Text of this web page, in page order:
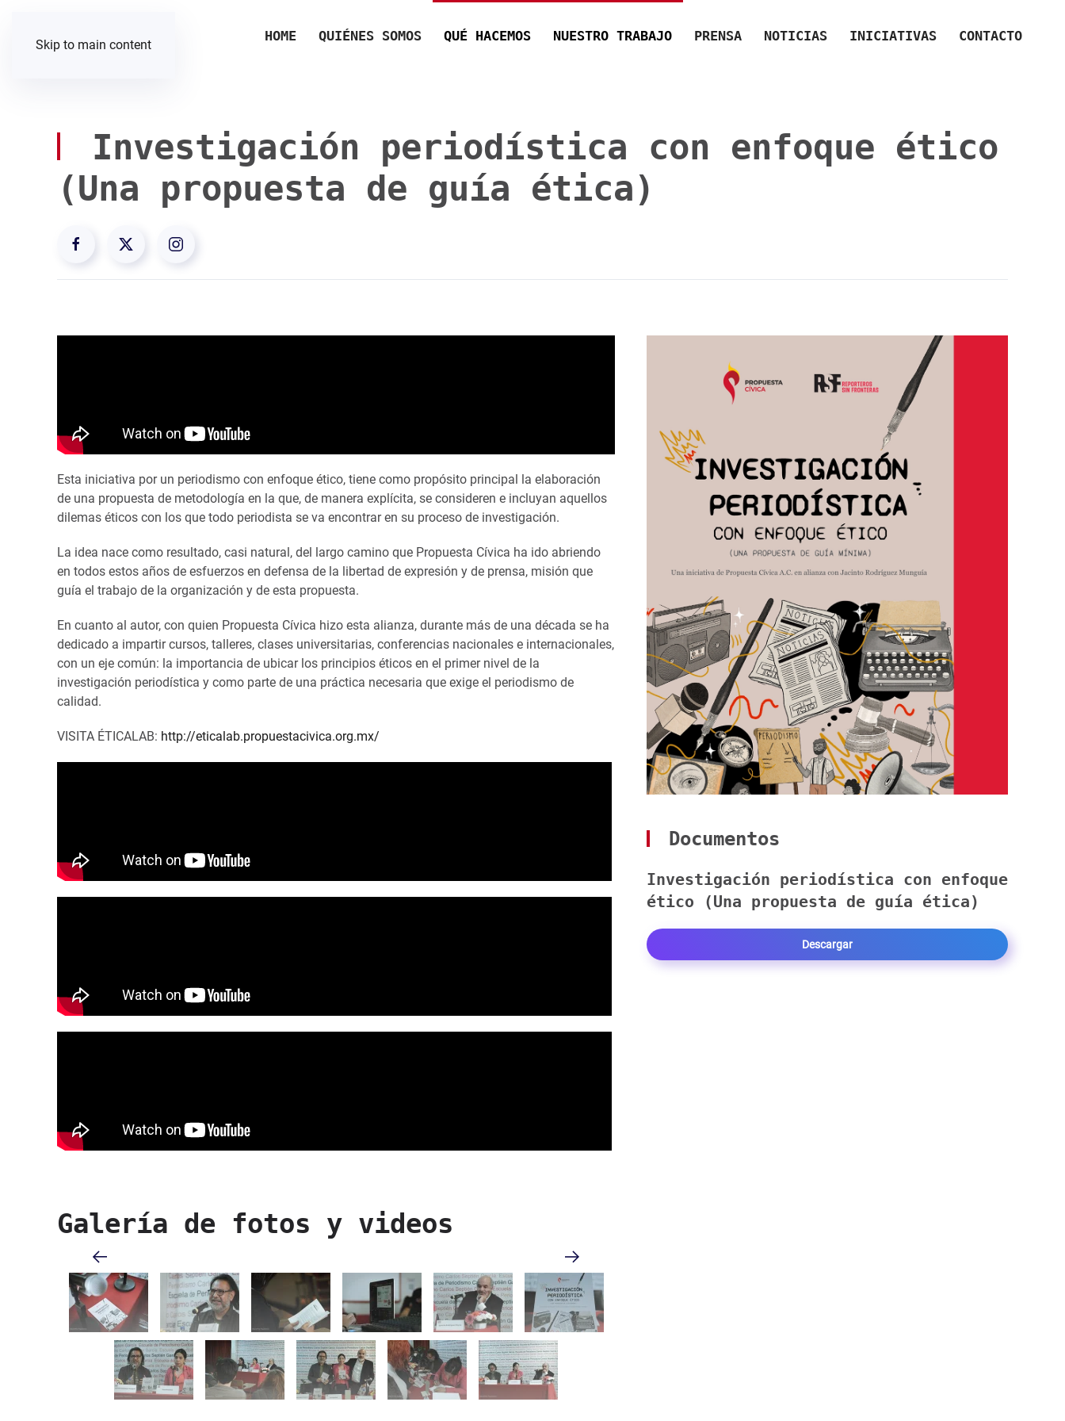
Skip to main content
HOME QUIÉNES SOMOS QUÉ HACEMOS NUESTRO TRABAJO PRENSA NOTICIAS INICIATIVAS CONTACTO
Investigación periodística con enfoque ético
(Una propuesta de guía ética)
Esta iniciativa por un periodismo con enfoque ético, tiene como propósito principal la elaboración
de una propuesta de metodología en la que, de manera explícita, se consideren e incluyan aquellos
dilemas éticos con los que todo periodista se va encontrar en su proceso de investigación.
La idea nace como resultado, casi natural, del largo camino que Propuesta Cívica ha ido abriendo
en todos estos años de esfuerzos en defensa de la libertad de expresión y de prensa, misión que
guía el trabajo de la organización y de esta propuesta.
En cuanto al autor, con quien Propuesta Cívica hizo esta alianza, durante más de una década se ha
dedicado a impartir cursos, talleres, clases universitarias, conferencias nacionales e internacionales,
con un eje común: la importancia de ubicar los principios éticos en el primer nivel de la
investigación periodística y como parte de una práctica necesaria que exige el periodismo de
calidad.
VISITA ÉTICALAB: http://eticalab.propuestacivica.org.mx/
Documentos
Investigación periodística con enfoque
ético (Una propuesta de guía ética)
Descargar
Galería de fotos y videos